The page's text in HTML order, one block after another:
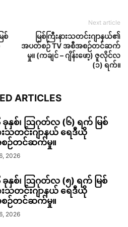
စ်
Next article
မြစ်ကြီးနားသတင်းဂျာနယ်၏
အပတ်စဉ် TV အစီအစဉ်တင်ဆက်
မှု။ (ကချင် – ဂျိန်းဖော့) ဇူလိုင်လ
(၁) ရက်။
ARTICLES
ခုနှစ်၊ ဩဂုတ်လ (၆) ရက် မြစ်
းသတင်းဂျာနယ် ရေဒီယို
ဉ်တင်ဆက်မှု။
2026
ခုနှစ်၊ ဩဂုတ်လ (၅) ရက် မြစ်
းသတင်းဂျာနယ် ရေဒီယို
ဉ်တင်ဆက်မှု။
2026